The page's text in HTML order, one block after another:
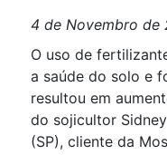
4 de Novembro de
O uso de
a saúde do solo e
resultou em
do sojicultor
(SP), cliente da